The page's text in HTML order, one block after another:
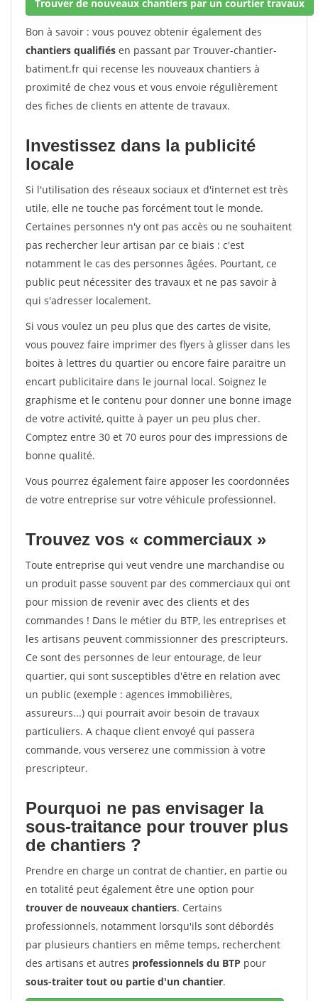
Trouver de nouveaux chantiers par un courtier travaux
Bon à savoir : vous pouvez obtenir également des
chantiers qualifiés en passant par Trouver-chantier-
batiment.fr qui recense les nouveaux chantiers à
proximité de chez vous et vous envoie régulièrement
des fiches de clients en attente de travaux.
Investissez dans la publicité
locale
Si l'utilisation des réseaux sociaux et d'internet est très
utile, elle ne touche pas forcément tout le monde.
Certaines personnes n'y ont pas accès ou ne souhaitent
pas rechercher leur artisan par ce biais : c'est
notamment le cas des personnes âgées. Pourtant, ce
public peut nécessiter des travaux et ne pas savoir à
qui s'adresser localement.
Si vous voulez un peu plus que des cartes de visite,
vous pouvez faire imprimer des flyers à glisser dans les
boites à lettres du quartier ou encore faire paraitre un
encart publicitaire dans le journal local. Soignez le
graphisme et le contenu pour donner une bonne image
de votre activité, quitte à payer un peu plus cher.
Comptez entre 30 et 70 euros pour des impressions de
bonne qualité.
Vous pourrez également faire apposer les coordonnées
de votre entreprise sur votre véhicule professionnel.
Trouvez vos « commerciaux »
Toute entreprise qui veut vendre une marchandise ou
un produit passe souvent par des commerciaux qui ont
pour mission de revenir avec des clients et des
commandes ! Dans le métier du BTP, les entreprises et
les artisans peuvent commissionner des prescripteurs.
Ce sont des personnes de leur entourage, de leur
quartier, qui sont susceptibles d'être en relation avec
un public (exemple : agences immobilières,
assureurs...) qui pourrait avoir besoin de travaux
particuliers. A chaque client envoyé qui passera
commande, vous verserez une commission à votre
prescripteur.
Pourquoi ne pas envisager la
sous-traitance pour trouver plus
de chantiers ?
Prendre en charge un contrat de chantier, en partie ou
en totalité peut également être une option pour
trouver de nouveaux chantiers. Certains
professionnels, notamment lorsqu'ils sont débordés
par plusieurs chantiers en même temps, recherchent
des artisans et autres professionnels du BTP pour
sous-traiter tout ou partie d'un chantier.